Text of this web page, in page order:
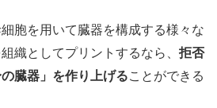
胞を用いて臓器を構成する様々な
織としてプリントするなら、 拒否
臓器」を作り上げることができる